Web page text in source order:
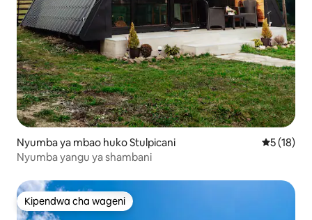
Nyumba ya mbao huko Stulpicani Ukadiriaji
5 (18)
Nyumba yangu ya shambani
Kipendwa cha wageni
Kipendwa cha wageni